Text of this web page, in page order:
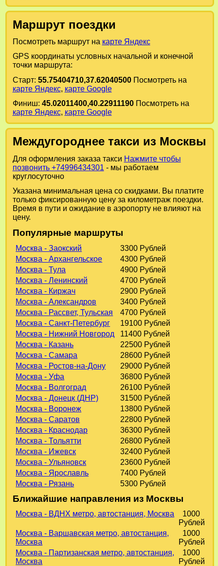
Маршрут поездки
Посмотреть маршрут на карте Яндекс
GPS координаты условных начальной и конечной
точки маршрута:
Старт: 55.75404710,37.62040500Посмотреть на
карте Яндекс, карте Google
Финиш: 45.02011400,40.22911190Посмотреть на
карте Яндекс, карте Google
Междугороднее такси из Москвы
Для оформления заказа такси Нажмите чтобы
позвонить +74996434301 - мы работаем
круглосуточно
Указана минимальная цена со скидками. Вы платите
только фиксированную цену за километраж поездки.
Время в пути и ожидание в аэропорту не влияют на
цену.
Популярные маршруты
Москва - Заокский
3300 Рублей
Москва - Архангельское
4300 Рублей
Москва - Тула
4900 Рублей
Москва - Ленинский
4700 Рублей
Москва - Киржач
2900 Рублей
Москва - Александров
3400 Рублей
Москва - Рассвет, Тульская
4700 Рублей
Москва - Санкт-Петербург
19100 Рублей
Москва - Нижний Новгород
11400 Рублей
Москва - Казань
22500 Рублей
Москва - Самара
28600 Рублей
Москва - Ростов-на-Дону
29000 Рублей
Москва - Уфа
36800 Рублей
Москва - Волгоград
26100 Рублей
Москва - Донецк (ДНР)
31500 Рублей
Москва - Воронеж
13800 Рублей
Москва - Саратов
22800 Рублей
Москва - Краснодар
36300 Рублей
Москва - Тольятти
26800 Рублей
Москва - Ижевск
32400 Рублей
Москва - Ульяновск
23600 Рублей
Москва - Ярославль
7400 Рублей
Москва - Рязань
5300 Рублей
Ближайшие направления из Москвы
Москва - ВДНХ метро, автостанция, Москва
1000
Рублей
Москва - Варшавская метро, автостанция,
Москва
1000
Рублей
Москва - Партизанская метро, автостанция,
Москва
1000
Рублей